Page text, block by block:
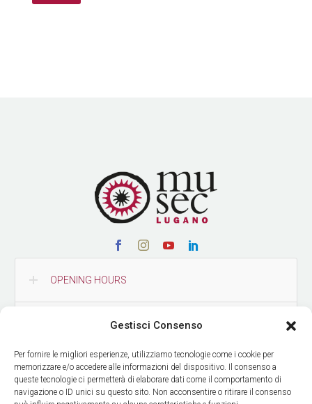
Gestisci Consenso
Per fornire le migliori esperienze, utilizziamo tecnologie come i cookie per
memorizzare e/o accedere alle informazioni del dispositivo. Il consenso a
queste tecnologie ci permetterà di elaborare dati come il comportamento di
navigazione o ID unici su questo sito. Non acconsentire o ritirare il consenso
OPENING HOURS
HOW TO REACH US